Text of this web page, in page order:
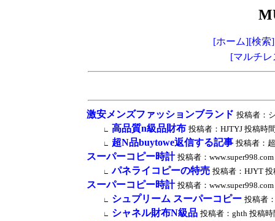
[ホーム][検索]
[マルチ
激安メンズファッションブランド 投稿者：
∟ 高品質n級品財布 投稿者：HJTYJ 投稿時
∟ 超N品buytowe返信する記事 投稿者：
スーパーコピー時計 投稿者：
∟ パネライコピーの特売 投稿者：HJYT
スーパーコピー時計 投稿者：
∟ シュプリーム スーパーコピー 投稿者
∟ シャネル財布N級品 投稿者：ghth 投稿